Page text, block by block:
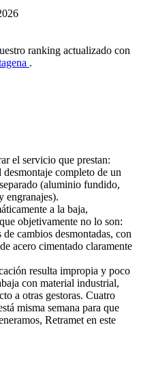
ranking actualizado con
.
el servicio que prestan:
completo de un
(aluminio fundido,
engranajes).
a la baja,
objetivamente no lo son:
cambios desmontadas, con
acero cimentado claramente
resulta impropia y poco
con material industrial,
a otras gestoras. Cuatro
misma semana para que
Retramet en este